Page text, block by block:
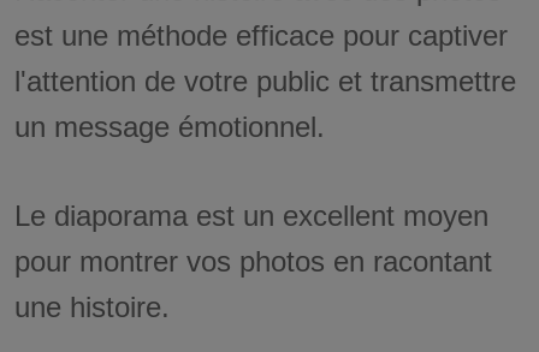
est une méthode efficace pour captiver
l'attention de votre public et transmettre
un message émotionnel.
Le diaporama est un excellent moyen
pour montrer vos photos en racontant
une histoire.